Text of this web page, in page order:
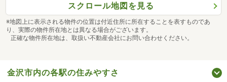
スクロール地図を見る
※地図上に表示される物件の位置は付近住所に所在することを表すものであ
り、実際の物件所在地とは異なる場合がございます。
正確な物件所在地は、取扱い不動産会社にお問い合わせください。
金沢市内の各駅の住みやすさ